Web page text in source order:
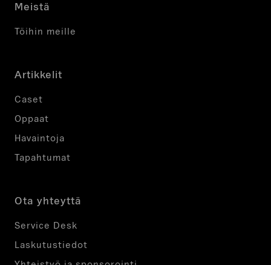
Meistä
Töihin meille
Artikkelit
Caset
Oppaat
Havaintoja
Tapahtumat
Ota yhteyttä
Service Desk
Laskutustiedot